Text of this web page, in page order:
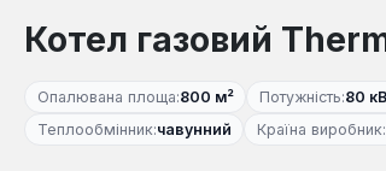
Котел газовий
Опалювана площа:800 м² Потужність:80
Теплообмінник:чавунний Країна виробник: